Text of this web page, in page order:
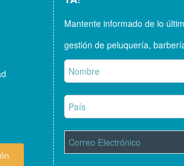
Mantente informado de lo
gestión de peluquería,